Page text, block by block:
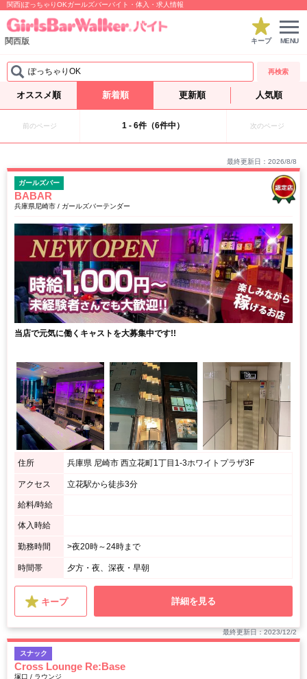
関西|ぽっちゃりOKガールズバーバイト・体入・求人情報
関西版 キープ MENU
ぽっちゃりOK 再検索
オススメ順 新着順 更新順 人気順
前のページ 1 - 6件（6件中） 次のページ
最終更新日：2026/8/8
ガールズバー
BABAR
兵庫県尼崎市 / ガールズバーテンダー
当店で元気に働くキャストを大募集中です!!
住所 兵庫県 尼崎市 西立花町1丁目1-3ホワイトプラザ3F
アクセス 立花駅から徒歩3分
給料/時給
体入時給
勤務時間 >夜20時～24時まで
時間帯 夕方・夜、深夜・早朝
キープ 詳細を見る
最終更新日：2023/12/2
スナック
Cross Lounge Re:Base
塚口 / ラウンジ